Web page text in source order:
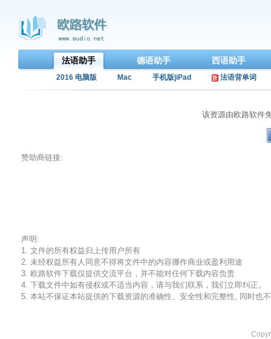
法语助手 德语助手 西语助手
2016 电脑版 Mac 手机版|iPad 法语背单词
该资源由欧路软件
赞助商链接:
声明:
1. 文件的所有权益归上传用户所有
2. 未经权益所有人同意不得将文件中的内容挪作商业或盈利用途
3. 欧路软件下载仅提供交流平台，并不能对任何下载内容负责
4. 下载文件中如有侵权或不适当内容，请与我们联系，我们立即纠正。
5. 本站不保证本站提供的下载资源的准确性、安全性和完整性, 同时也